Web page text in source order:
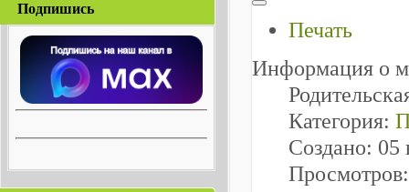
Подпишись
Печать
Информация о
Категория:
Создано: 05